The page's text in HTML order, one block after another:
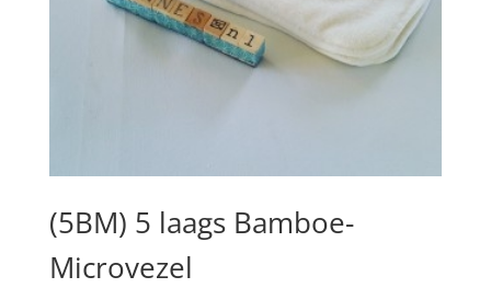
(5BM) 5 laags Bamboe-
Microvezel